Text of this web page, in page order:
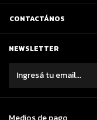
CONTACTÁNOS
NEWSLETTER